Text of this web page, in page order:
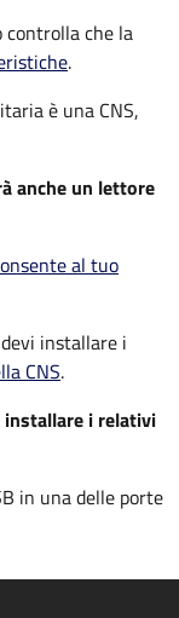
controlla che la
.
è una CNS,
anche un lettore
al tuo
installare i
CNS.
installare i relativi
in una delle porte